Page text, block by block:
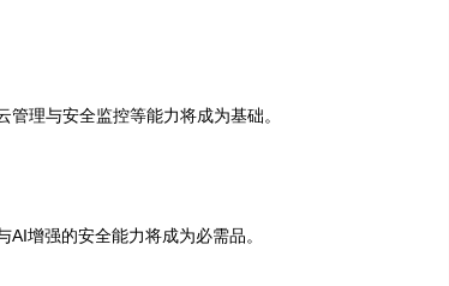
理与安全监控等能力将成为基础。
增强的安全能力将成为必需品。